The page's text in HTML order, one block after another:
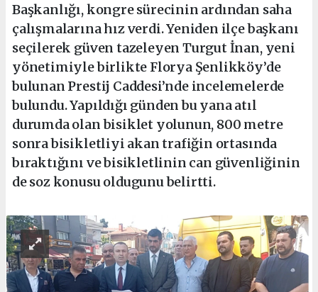
Başkanlığı, kongre sürecinin ardından saha
çalışmalarına hız verdi. Yeniden ilçe başkanı
seçilerek güven tazeleyen Turgut İnan, yeni
yönetimiyle birlikte Florya Şenlikköy’de
bulunan Prestij Caddesi’nde incelemelerde
bulundu. Yapıldığı günden bu yana atıl
durumda olan bisiklet yolunun, 800 metre
sonra bisikletliyi akan trafiğin ortasında
bıraktığını ve bisikletlinin can güvenliğinin
de soz konusu oldugunu belirtti.